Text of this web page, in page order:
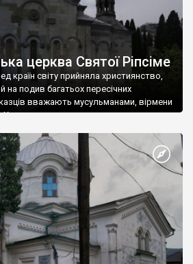
церква Святої Ріпсіме
країн світу прийняла християнство,
на подив багатьох пересічних
вважають мусульманами, вірмени
Христа